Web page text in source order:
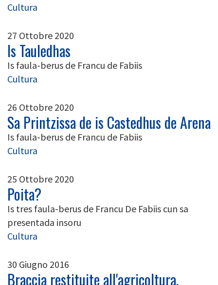
Cultura
27 Ottobre 2020
Is Tauledhas
Is faula-berus de Francu de Fabiis
Cultura
26 Ottobre 2020
Sa Printzissa de is Castedhus de Arena
Is faula-berus de Francu de Fabiis
Cultura
25 Ottobre 2020
Poita?
Is tres faula-berus de Francu De Fabiis cun sa
presentada insoru
Cultura
30 Giugno 2016
Braccia restituite all'agricoltura,